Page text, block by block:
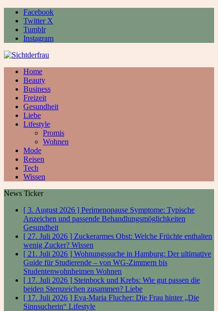
Facebook
Twitter X
Tumblr
Instagram
Home
Beauty
Business
Freizeit
Gesundheit
Liebe
Lifestyle
Promis
Wohnen
Mode
Reisen
Tech
Wissen
News Ticker
[ 3. August 2026 ] Perimenopause Symptome: Typische
Anzeichen und passende Behandlungsmöglichkeiten
Gesundheit
[ 27. Juli 2026 ] Zuckerarmes Obst: Welche Früchte enthalten
wenig Zucker? Wissen
[ 21. Juli 2026 ] Wohnungssuche in Hamburg: Der ultimative
Guide für Studierende – von WG-Zimmern bis
Studentenwohnheimen Wohnen
[ 17. Juli 2026 ] Steinbock und Krebs: Wie gut passen die
beiden Sternzeichen zusammen? Liebe
[ 17. Juli 2026 ] Eva-Maria Flucher: Die Frau hinter „Die
Sinnsucherin“ Lifestyle